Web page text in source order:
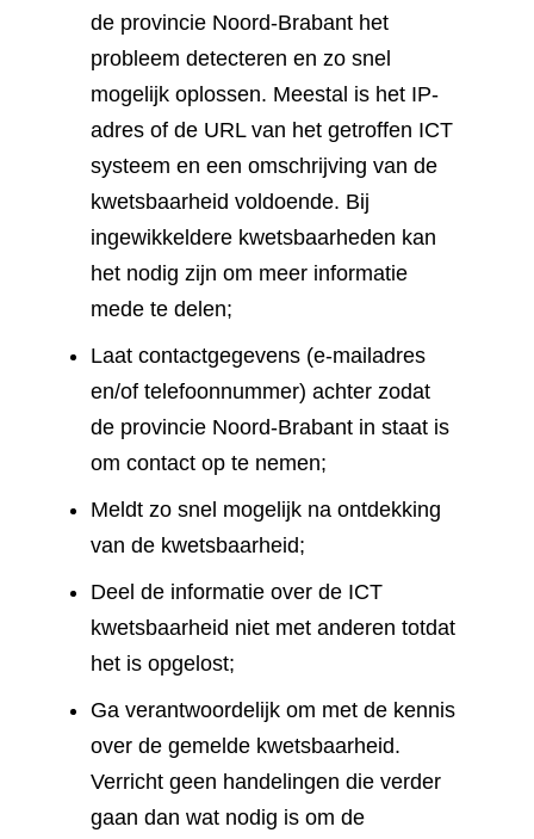
de provincie Noord-Brabant het
probleem detecteren en zo snel
mogelijk oplossen. Meestal is het IP-
adres of de URL van het getroffen ICT
systeem en een omschrijving van de
kwetsbaarheid voldoende. Bij
ingewikkeldere kwetsbaarheden kan
het nodig zijn om meer informatie
mede te delen;
Laat contactgegevens (e-mailadres
en/of telefoonnummer) achter zodat
de provincie Noord-Brabant in staat is
om contact op te nemen;
Meldt zo snel mogelijk na ontdekking
van de kwetsbaarheid;
Deel de informatie over de ICT
kwetsbaarheid niet met anderen totdat
het is opgelost;
Ga verantwoordelijk om met de kennis
over de gemelde kwetsbaarheid.
Verricht geen handelingen die verder
gaan dan wat nodig is om de